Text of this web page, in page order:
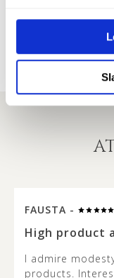
FAUSTA -
High product
I admire
products.